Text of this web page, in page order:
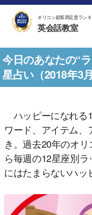
オリコン顧客満足度ラン
英会話教室
今日のあなたの“
星占い（2018年3月
ハッピーになれる
ワード、アイテム
き。過去20年のオ
ら毎週の12星座別
にはたまらないハッ